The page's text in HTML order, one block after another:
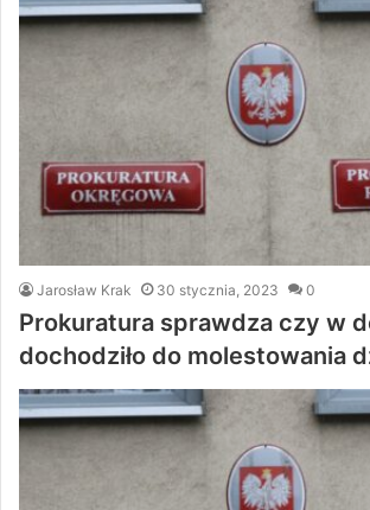
Jarosław Krak 30 stycznia, 2023 0
Prokuratura sprawdza czy w
dochodziło do molestowania